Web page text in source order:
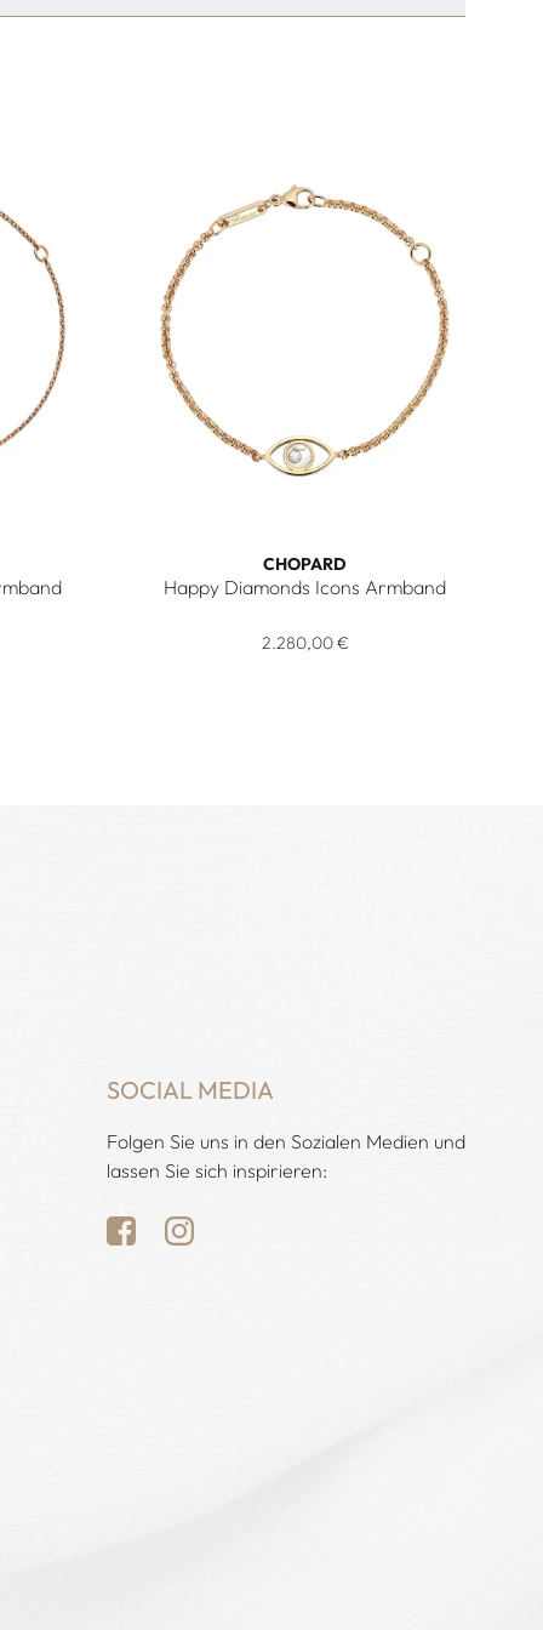
CHOPARD
Happy Diamonds Icons Armband
2.280,00 €
SOCIAL MEDIA
Folgen Sie uns in den Sozialen Medien und
lassen Sie sich inspirieren: